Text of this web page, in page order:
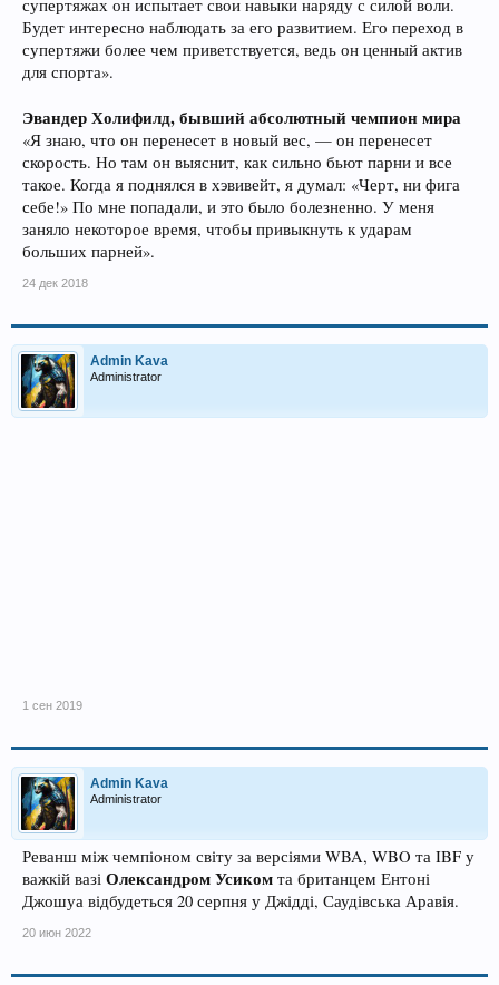
супертяжах он испытает свои навыки наряду с силой воли.
Будет интересно наблюдать за его развитием. Его переход в
супертяжи более чем приветствуется, ведь он ценный актив
для спорта».
Эвандер Холифилд, бывший абсолютный чемпион мира
«Я знаю, что он перенесет в новый вес, — он перенесет
скорость. Но там он выяснит, как сильно бьют парни и все
такое. Когда я поднялся в хэвивейт, я думал: «Черт, ни фига
себе!» По мне попадали, и это было болезненно. У меня
заняло некоторое время, чтобы привыкнуть к ударам
больших парней».
24 дек 2018
Admin Kava
Administrator
1 сен 2019
Admin Kava
Administrator
Реванш між чемпіоном світу за версіями WBA, WBO та IBF у
важкій вазі Олександром Усиком та британцем Ентоні
Джошуа відбудеться 20 серпня у Джідді, Саудівська Аравія.
20 июн 2022